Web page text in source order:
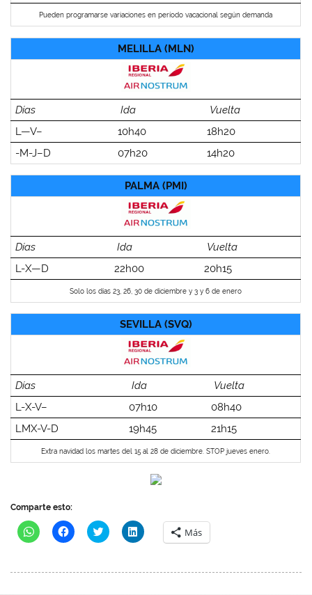
Pueden programarse variaciones en período vacacional según demanda
MELILLA (MLN)
Días Ida
Vuelta
L—V–
10h40
18h20
-M-J–D
07h20 14h20
PALMA (PMI)
Días Ida
Vuelta
L-X—D
22h00 20h15
Solo los días 23, 26, 30 de diciembre y 3 y 6 de enero
SEVILLA (SVQ)
Días Ida
Vuelta
L-X-V–
07h10
08h40
LMX-V-D
19h45 21h15
Extra navidad los martes del 15 al 28 de diciembre. STOP jueves enero.
Comparte esto:
H
a
i
H
a
i
H
a
i
H
a
i
Más